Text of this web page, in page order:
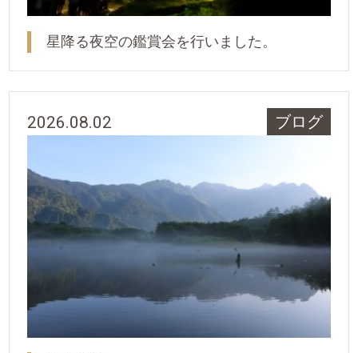
星降る夜空の鑑賞会を行いました。
2026.08.02 ブログ